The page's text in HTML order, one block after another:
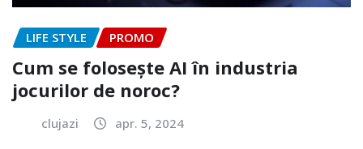
LIFE STYLE PROMO
Cum se folosește AI în industria
jocurilor de noroc?
clujazi apr. 5, 2024